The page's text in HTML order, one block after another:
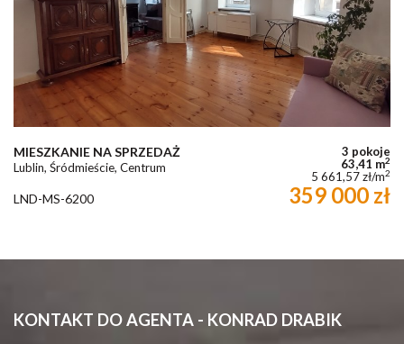
MIESZKANIE NA SPRZEDAŻ
Lublin, Śródmieście, Centrum
3 pokoje
63,41 m2
5 661,57 zł/m2
LND-MS-6200 359 000 zł
KONTAKT DO AGENTA - KONRAD DRABIK